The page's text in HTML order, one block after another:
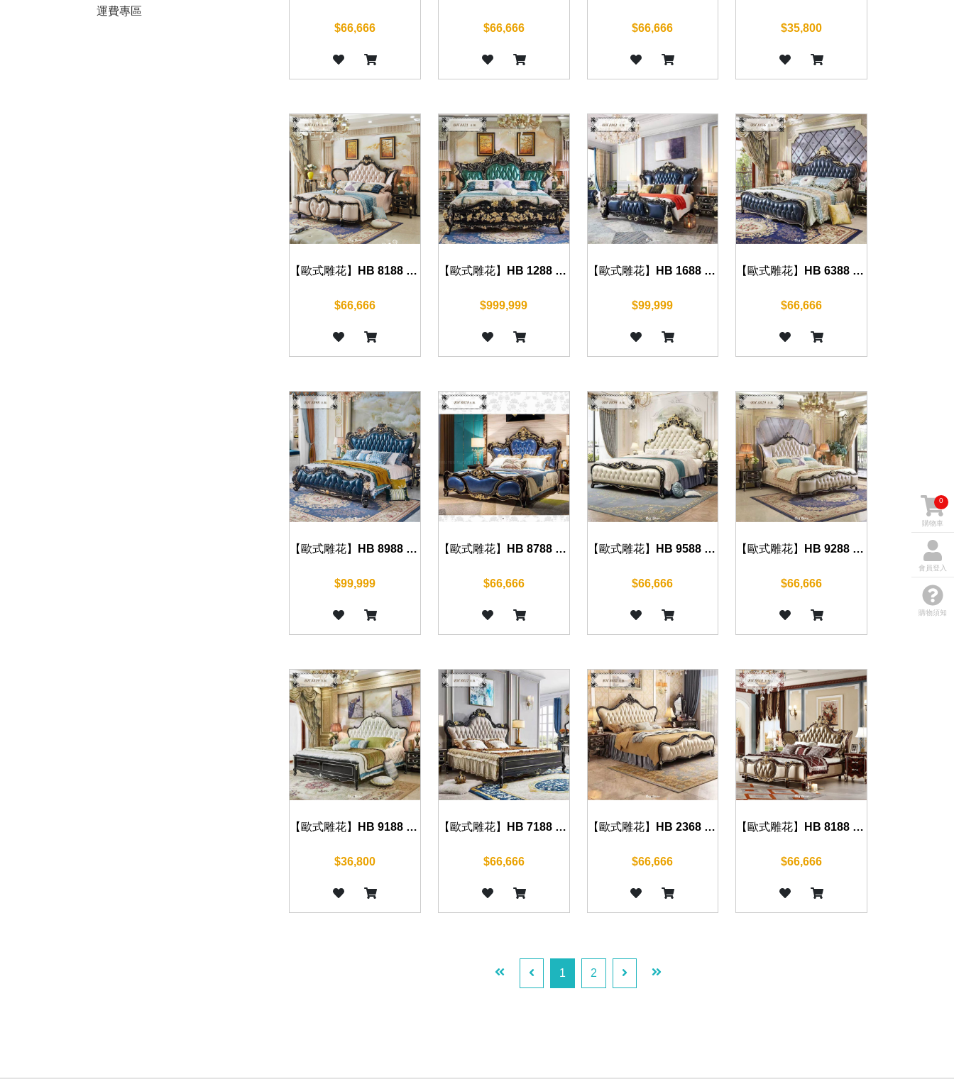
運費專區
$66,666 $66,666 $66,666 $35,800
【歐式雕花】HB 8188 床組(沉穩黑)
$66,666
【歐式雕花】HB 1288 床組(沉穩黑)
$999,999
【歐式雕花】HB 1688 床組(沉穩黑)
$99,999
【歐式雕花】HB 6388 床組(沉穩黑)
$66,666
【歐式雕花】HB 8988 床組(沉穩黑)
$99,999
【歐式雕花】HB 8788 床組(沉穩黑)
$66,666
【歐式雕花】HB 9588 床組(沉穩黑)
$66,666
【歐式雕花】HB 9288 床組(沉穩黑)
$66,666
【歐式雕花】HB 9188 床組(沉穩黑)
$36,800
【歐式雕花】HB 7188 床組(沉穩黑)
$66,666
【歐式雕花】HB 2368 床組(沉穩黑)
$66,666
【歐式雕花】HB 8188 床組(古典紅)
$66,666
1 2
購物車
0
會員登入
購物須知